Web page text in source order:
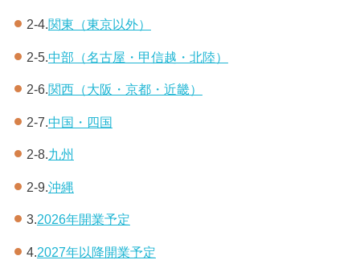
2-4.関東（東京以外）
2-5.中部（名古屋・甲信越・北陸）
2-6.関西（大阪・京都・近畿）
2-7.中国・四国
2-8.九州
2-9.沖縄
3.2026年開業予定
4.2027年以降開業予定